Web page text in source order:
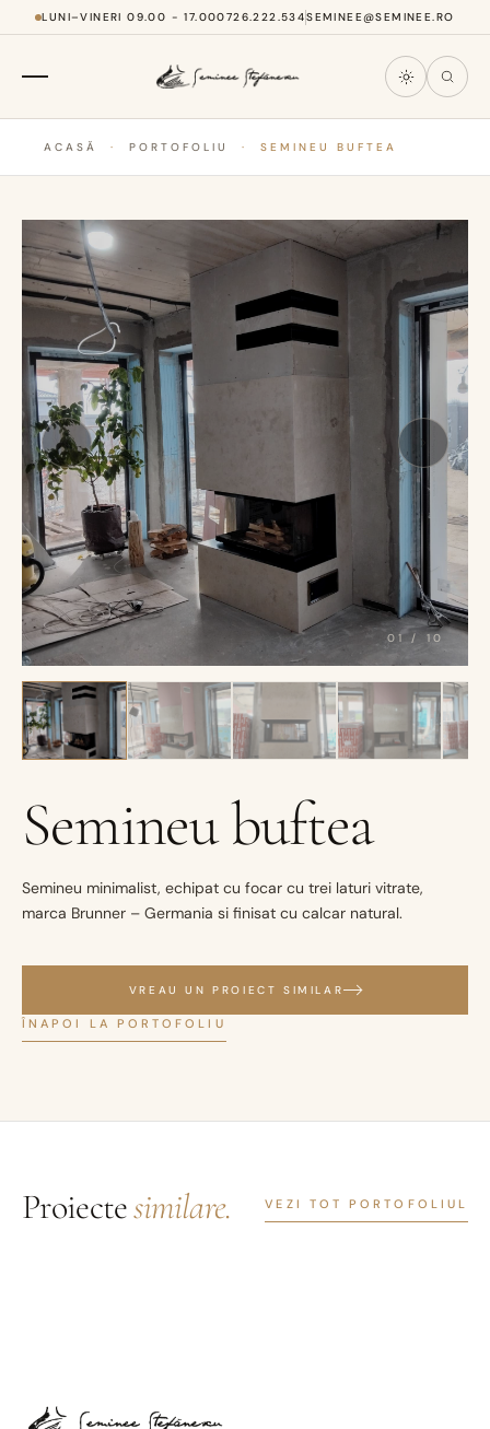
LUNI–VINERI 09.00 - 17.000726.222.534SEMINEE@SEMINEE.RO
ACASĂ · PORTOFOLIU · SEMINEU BUFTEA
01/ 10
Semineu buftea
Semineu minimalist, echipat cu focar cu trei laturi vitrate,
marca Brunner – Germania si finisat cu calcar natural.
VREAU UN PROIECT SIMILAR
ÎNAPOI LA PORTOFOLIU
Proiectesimilare. VEZI TOT PORTOFOLIUL